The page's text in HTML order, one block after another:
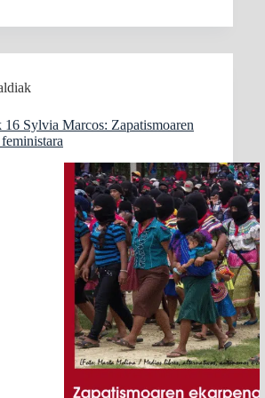
Sylvia Marcos: Zapatismoaren